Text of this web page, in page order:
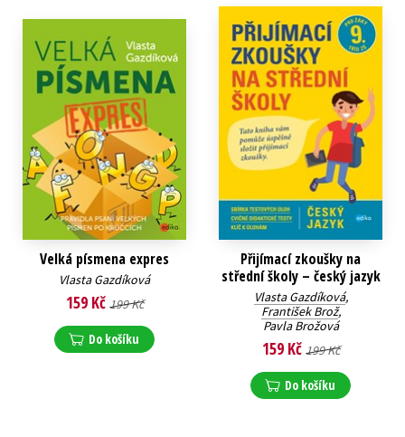
Velká písmena expres
Vlasta Gazdíková
159 Kč 199 Kč
Do košíku
Přijímací zkoušky na
střední školy – český jazyk
Vlasta Gazdíková,
František Brož,
Pavla Brožová
159 Kč 199 Kč
Do košíku